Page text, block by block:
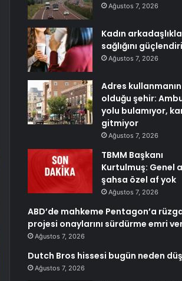
Ağustos 7, 2026
Kadın
sağlığını
Ağustos 7, 2026
Adres
olduğu şehir:
yolu bulamıyor,
gitmiyor
Ağustos 7, 2026
TBMM Başkanı
Kurtulmuş: Genel
şahsa özel af yok
Ağustos 7, 2026
ABD’de mahkeme Pentagon’a
projesi onaylarını sürdürme emri
Ağustos 7, 2026
Dutch Bros hissesi bugün neden
Ağustos 7, 2026